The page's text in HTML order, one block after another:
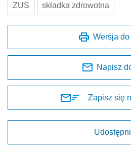
ZUS składka zdrowotna
Wersja do
Napisz
Zapisz się